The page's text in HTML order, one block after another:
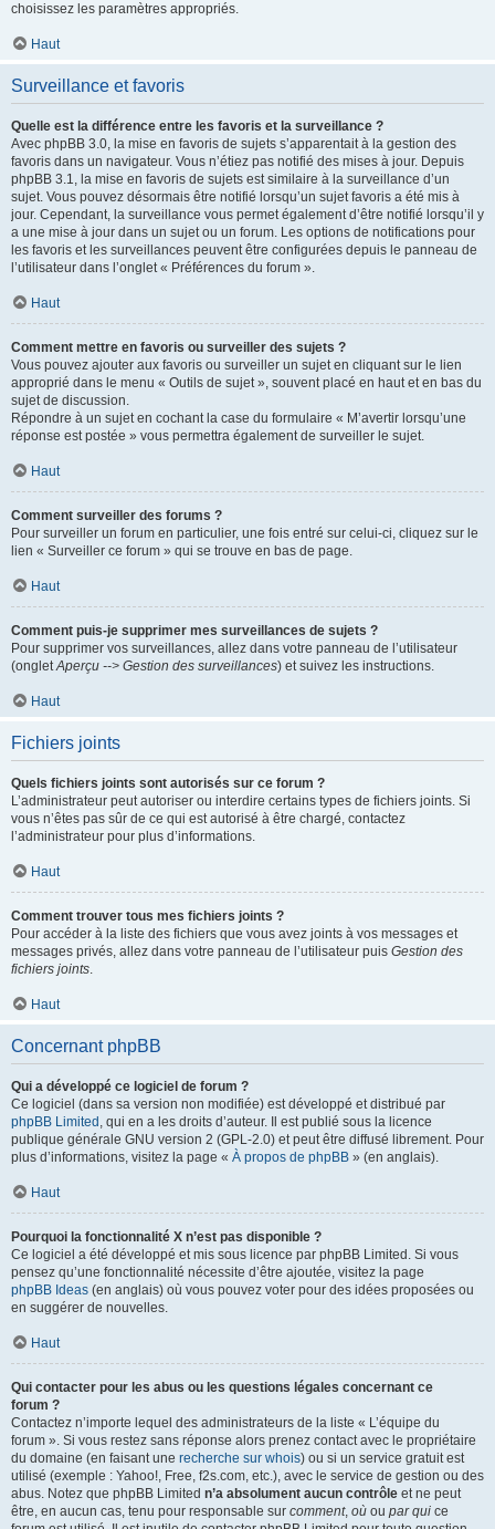
choisissez les paramètres appropriés.
Haut
Surveillance et favoris
Quelle est la différence entre les favoris et la surveillance ?
Avec phpBB 3.0, la mise en favoris de sujets s’apparentait à la gestion des
favoris dans un navigateur. Vous n’étiez pas notifié des mises à jour. Depuis
phpBB 3.1, la mise en favoris de sujets est similaire à la surveillance d’un
sujet. Vous pouvez désormais être notifié lorsqu’un sujet favoris a été mis à
jour. Cependant, la surveillance vous permet également d’être notifié lorsqu’il y
a une mise à jour dans un sujet ou un forum. Les options de notifications pour
les favoris et les surveillances peuvent être configurées depuis le panneau de
l’utilisateur dans l’onglet « Préférences du forum ».
Haut
Comment mettre en favoris ou surveiller des sujets ?
Vous pouvez ajouter aux favoris ou surveiller un sujet en cliquant sur le lien
approprié dans le menu « Outils de sujet », souvent placé en haut et en bas du
sujet de discussion.
Répondre à un sujet en cochant la case du formulaire « M’avertir lorsqu’une
réponse est postée » vous permettra également de surveiller le sujet.
Haut
Comment surveiller des forums ?
Pour surveiller un forum en particulier, une fois entré sur celui-ci, cliquez sur le
lien « Surveiller ce forum » qui se trouve en bas de page.
Haut
Comment puis-je supprimer mes surveillances de sujets ?
Pour supprimer vos surveillances, allez dans votre panneau de l’utilisateur
(ongletAperçu --> Gestion des surveillances) et suivez les instructions.
Haut
Fichiers joints
Quels fichiers joints sont autorisés sur ce forum ?
L’administrateur peut autoriser ou interdire certains types de fichiers joints. Si
vous n’êtes pas sûr de ce qui est autorisé à être chargé, contactez
l’administrateur pour plus d’informations.
Haut
Comment trouver tous mes fichiers joints ?
Pour accéder à la liste des fichiers que vous avez joints à vos messages et
messages privés, allez dans votre panneau de l’utilisateur puis Gestion des
fichiers joints.
Haut
Concernant phpBB
Qui a développé ce logiciel de forum ?
Ce logiciel (dans sa version non modifiée) est développé et distribué par
phpBB Limited , qui en a les droits d’auteur. Il est publié sous la licence
publique générale GNU version 2 (GPL-2.0) et peut être diffusé librement. Pour
plus d’informations, visitez la page « À propos de phpBB » (en anglais).
Haut
Pourquoi la fonctionnalité X n’est pas disponible ?
Ce logiciel a été développé et mis sous licence par phpBB Limited. Si vous
pensez qu’une fonctionnalité nécessite d’être ajoutée, visitez la page
phpBB Ideas (en anglais) où vous pouvez voter pour des idées proposées ou
en suggérer de nouvelles.
Haut
Qui contacter pour les abus ou les questions légales concernant ce
forum ?
Contactez n’importe lequel des administrateurs de la liste « L’équipe du
forum ». Si vous restez sans réponse alors prenez contact avec le propriétaire
du domaine (en faisant une recherche sur whois) ou si un service gratuit est
utilisé (exemple : Yahoo!, Free, f2s.com, etc.), avec le service de gestion ou des
abus. Notez que phpBB Limited n’a absolument aucun contrôle et ne peut
être, en aucun cas, tenu pour responsable sur comment, où ou par qui ce